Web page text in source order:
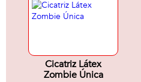
Cicatriz Látex
Zombie Única